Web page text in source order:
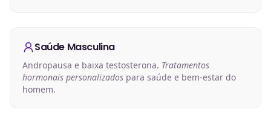
Saúde Masculina
Andropausa e baixa testosterona. Tratamentos
hormonais personalizados para saúde e bem-estar do
homem.